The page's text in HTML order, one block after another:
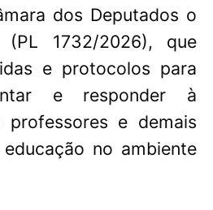
dos Deputados o
1732/2026), que
e protocolos para
e responder à
professores e demais
no ambiente